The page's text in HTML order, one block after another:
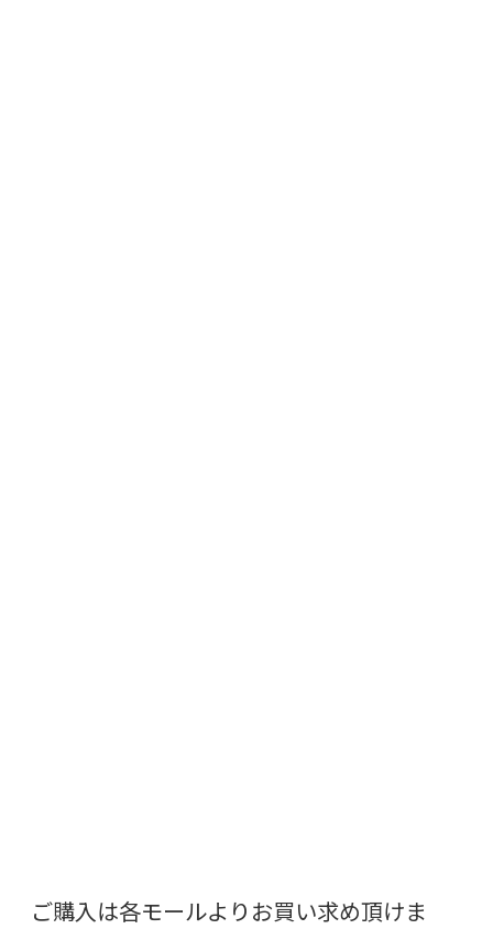
ご購入は各モールよりお買い求め頂けま